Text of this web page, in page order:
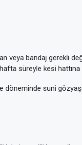
bandaj gerekli
süreyle kesi
suni